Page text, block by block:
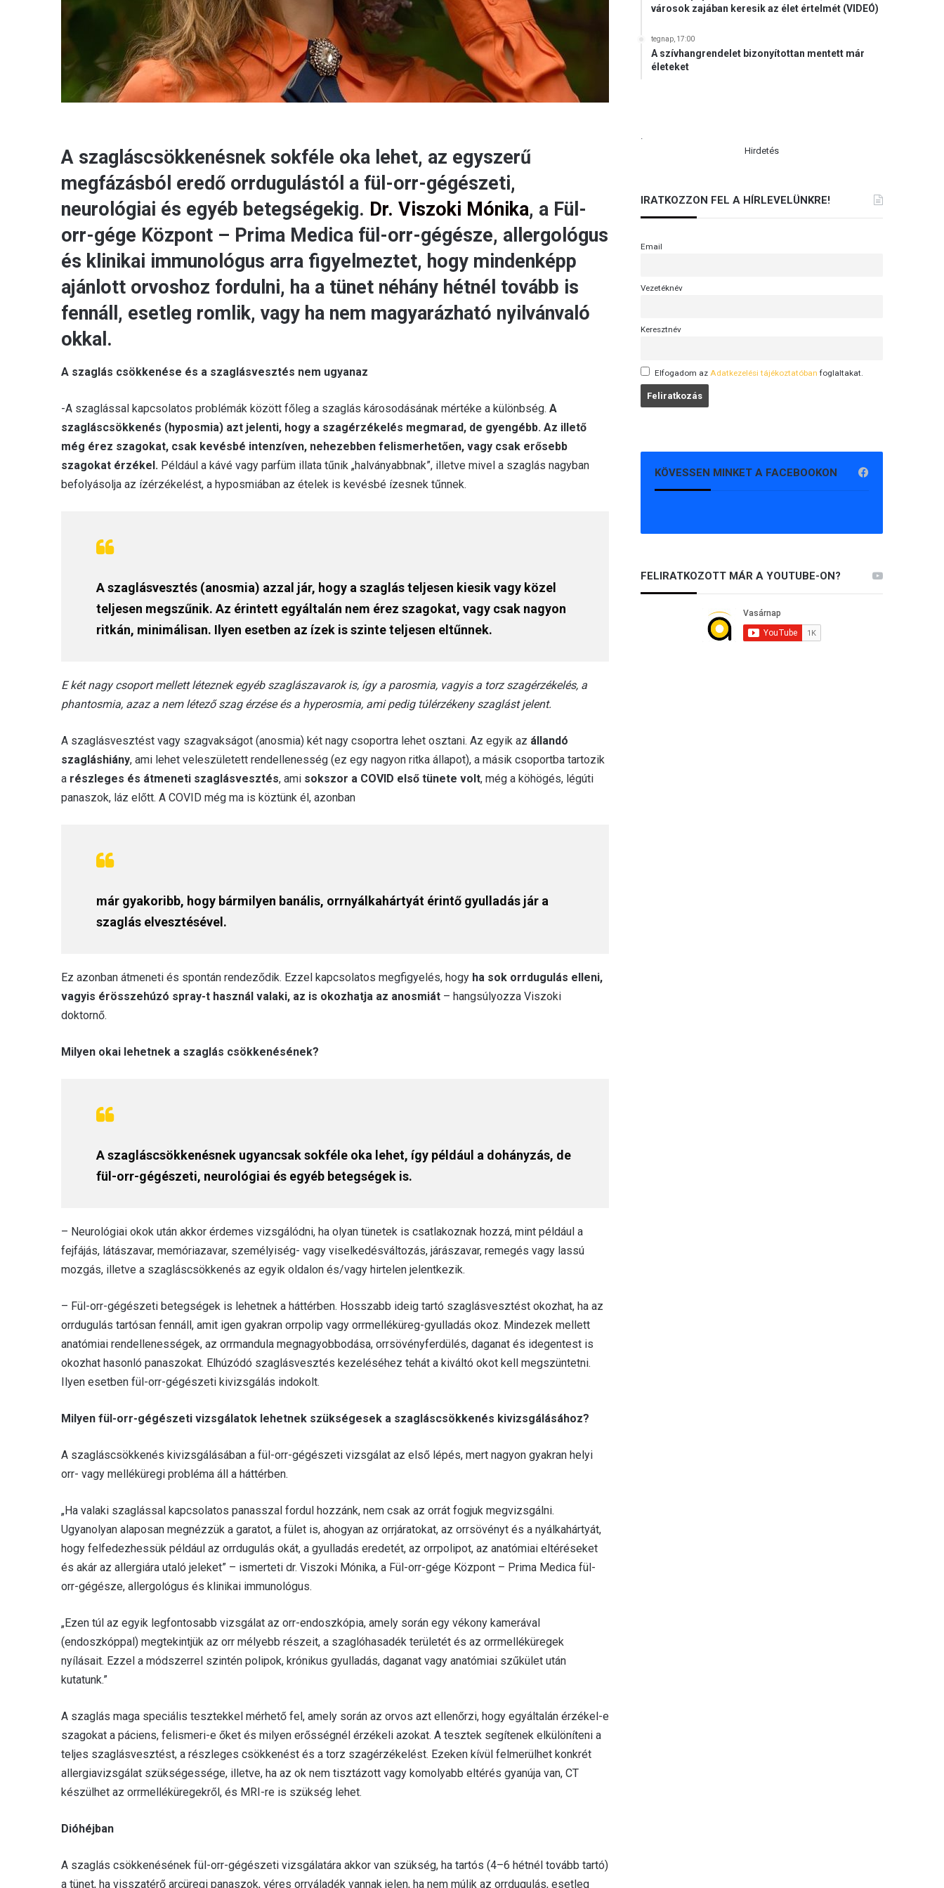
A szagláscsökkenésnek sokféle oka lehet, az egyszerű
megfázásból eredő orrdugulástól a fül-orr-gégészeti,
neurológiai és egyéb betegségekig. Dr. Viszoki Mónika, a Fül-
orr-gége Központ – Prima Medica fül-orr-gégésze, allergológus
és klinikai immunológus arra figyelmeztet, hogy mindenképp
ajánlott orvoshoz fordulni, ha a tünet néhány hétnél tovább is
fennáll, esetleg romlik, vagy ha nem magyarázható nyilvánvaló
okkal.
A szaglás csökkenése és a szaglásvesztés nem ugyanaz
-A szaglással kapcsolatos problémák között főleg a szaglás károsodásának mértéke a különbség. A
szagláscsökkenés (hyposmia) azt jelenti, hogy a szagérzékelés megmarad, de gyengébb. Az illető
még érez szagokat, csak kevésbé intenzíven, nehezebben felismerhetően, vagy csak erősebb
szagokat érzékel. Például a kávé vagy parfüm illata tűnik „halványabbnak”, illetve mivel a szaglás nagyban
befolyásolja az ízérzékelést, a hyposmiában az ételek is kevésbé ízesnek tűnnek.
A szaglásvesztés (anosmia) azzal jár, hogy a szaglás teljesen kiesik vagy közel
teljesen megszűnik. Az érintett egyáltalán nem érez szagokat, vagy csak nagyon
ritkán, minimálisan. Ilyen esetben az ízek is szinte teljesen eltűnnek.
E két nagy csoport mellett léteznek egyéb szaglászavarok is, így a parosmia, vagyis a torz szagérzékelés, a
phantosmia, azaz a nem létező szag érzése és a hyperosmia, ami pedig túlérzékeny szaglást jelent.
A szaglásvesztést vagy szagvakságot (anosmia) két nagy csoportra lehet osztani. Az egyik az állandó
szagláshiány, ami lehet veleszületett rendellenesség (ez egy nagyon ritka állapot), a másik csoportba tartozik
a részleges és átmeneti szaglásvesztés, ami sokszor a COVID első tünete volt, még a köhögés, légúti
panaszok, láz előtt. A COVID még ma is köztünk él, azonban
már gyakoribb, hogy bármilyen banális, orrnyálkahártyát érintő gyulladás jár a
szaglás elvesztésével.
Ez azonban átmeneti és spontán rendeződik. Ezzel kapcsolatos megfigyelés, hogy ha sok orrdugulás elleni,
vagyis érösszehúzó spray-t használ valaki, az is okozhatja az anosmiát – hangsúlyozza Viszoki
doktornő.
Milyen okai lehetnek a szaglás csökkenésének?
A szagláscsökkenésnek ugyancsak sokféle oka lehet, így például a dohányzás, de
fül-orr-gégészeti, neurológiai és egyéb betegségek is.
– Neurológiai okok után akkor érdemes vizsgálódni, ha olyan tünetek is csatlakoznak hozzá, mint például a
fejfájás, látászavar, memóriazavar, személyiség- vagy viselkedésváltozás, járászavar, remegés vagy lassú
mozgás, illetve a szagláscsökkenés az egyik oldalon és/vagy hirtelen jelentkezik.
– Fül-orr-gégészeti betegségek is lehetnek a háttérben. Hosszabb ideig tartó szaglásvesztést okozhat, ha az
orrdugulás tartósan fennáll, amit igen gyakran orrpolip vagy orrmelléküreg-gyulladás okoz. Mindezek mellett
anatómiai rendellenességek, az orrmandula megnagyobbodása, orrsövényferdülés, daganat és idegentest is
okozhat hasonló panaszokat. Elhúzódó szaglásvesztés kezeléséhez tehát a kiváltó okot kell megszüntetni.
Ilyen esetben fül-orr-gégészeti kivizsgálás indokolt.
Milyen fül-orr-gégészeti vizsgálatok lehetnek szükségesek a szagláscsökkenés kivizsgálásához?
A szagláscsökkenés kivizsgálásában a fül-orr-gégészeti vizsgálat az első lépés, mert nagyon gyakran helyi
orr- vagy melléküregi probléma áll a háttérben.
„Ha valaki szaglással kapcsolatos panasszal fordul hozzánk, nem csak az orrát fogjuk megvizsgálni.
Ugyanolyan alaposan megnézzük a garatot, a fület is, ahogyan az orrjáratokat, az orrsövényt és a nyálkahártyát,
hogy felfedezhessük például az orrdugulás okát, a gyulladás eredetét, az orrpolipot, az anatómiai eltéréseket
és akár az allergiára utaló jeleket” – ismerteti dr. Viszoki Mónika, a Fül-orr-gége Központ – Prima Medica fül-
orr-gégésze, allergológus és klinikai immunológus.
„Ezen túl az egyik legfontosabb vizsgálat az orr-endoszkópia, amely során egy vékony kamerával
(endoszkóppal) megtekintjük az orr mélyebb részeit, a szaglóhasadék területét és az orrmelléküregek
nyílásait. Ezzel a módszerrel szintén polipok, krónikus gyulladás, daganat vagy anatómiai szűkület után
kutatunk.”
A szaglás maga speciális tesztekkel mérhető fel, amely során az orvos azt ellenőrzi, hogy egyáltalán érzékel-e
szagokat a páciens, felismeri-e őket és milyen erősségnél érzékeli azokat. A tesztek segítenek elkülöníteni a
teljes szaglásvesztést, a részleges csökkenést és a torz szagérzékelést. Ezeken kívül felmerülhet konkrét
allergiavizsgálat szükségessége, illetve, ha az ok nem tisztázott vagy komolyabb eltérés gyanúja van, CT
készülhet az orrmelléküregekről, és MRI-re is szükség lehet.
Dióhéjban
A szaglás csökkenésének fül-orr-gégészeti vizsgálatára akkor van szükség, ha tartós (4–6 hétnél tovább tartó)
a tünet, ha visszatérő arcüregi panaszok, véres orrváladék vannak jelen, ha nem múlik az orrdugulás, esetleg
városok zajában keresik az élet értelmét (VIDEÓ)
tegnap, 17:00
A szívhangrendelet bizonyítottan mentett már
életeket
.
Hirdetés
IRATKOZZON FEL A HÍRLEVELÜNKRE!
Email
Vezetéknév
Keresztnév
Elfogadom az Adatkezelési tájékoztatóban foglaltakat.
KÖVESSEN MINKET A FACEBOOKON
FELIRATKOZOTT MÁR A YOUTUBE-ON?